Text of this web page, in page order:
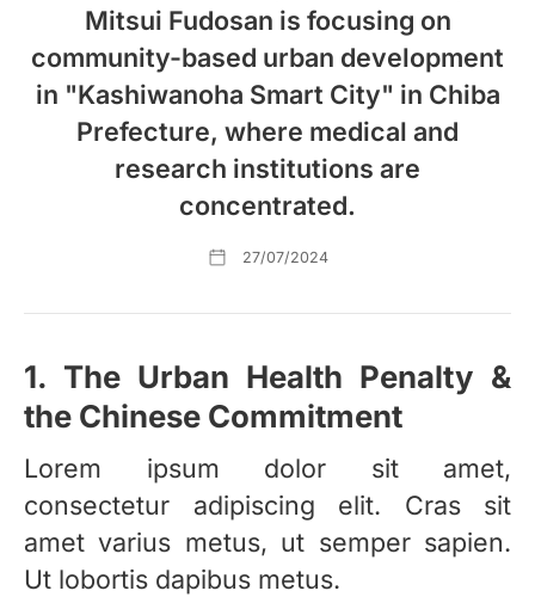
Mitsui Fudosan is focusing on
community-based urban development
in "Kashiwanoha Smart City" in Chiba
Prefecture, where medical and
research institutions are
concentrated.
27/07/2024
1. The Urban Health Penalty &
the Chinese Commitment
Lorem ipsum dolor sit amet,
consectetur adipiscing elit. Cras sit
amet varius metus, ut semper sapien.
Ut lobortis dapibus metus.